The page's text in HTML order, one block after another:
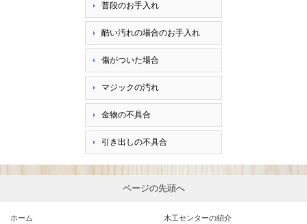
普段のお手入れ
酷い汚れの場合のお手入れ
傷がついた場合
マジックの汚れ
金物の不具合
引き出しの不具合
ページの先頭へ
ホーム 木工センターの紹介